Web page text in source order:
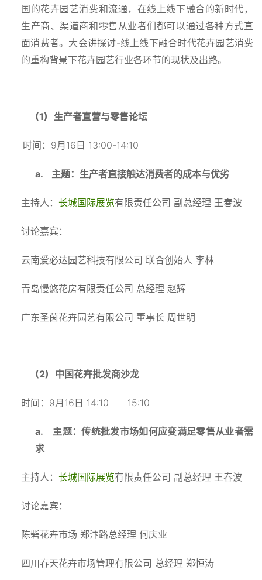
国的花卉园艺消费和流通，在线上线下融合的新时代，
生产商、渠道商和零售从业者们都可以通过各种方式直
面消费者。大会讲探讨-线上线下融合时代花卉园艺消费
的重构背景下花卉园艺行业各环节的现状及出路。
(1) 生产者直营与零售论坛
时间： 9月 16 日 13:00-14:10
a. 主题：生产者直接触达消费者的成本与优劣
主持人： 长城国际展览有限责任公司 副总经理 王春波
讨论嘉宾：
云南爱必达园艺科技有限公司 联合创始人 李林
青岛慢悠花房有限责任公司 总经理 赵辉
广东圣茵花卉园艺有限公司 董事长 周世明
(2) 中国花卉批发商沙龙
时间： 9月 16 日 14:10——15:10
a.
主题：传统批发市场如何应变满足零售从业者需
求
主持人： 长城国际展览有限责任公司 副总经理 王春波
讨论嘉宾：
陈砦花卉市场 郑汴路总经理 何庆业
四川春天花卉市场管理有限公司 总经理 郑恒涛